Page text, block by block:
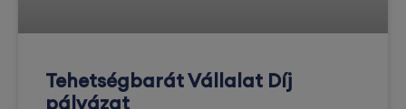
Tehetségbarát Vállalat Díj
pályázat